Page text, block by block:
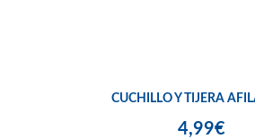
CUCHILLO Y TIJERA
4,99€